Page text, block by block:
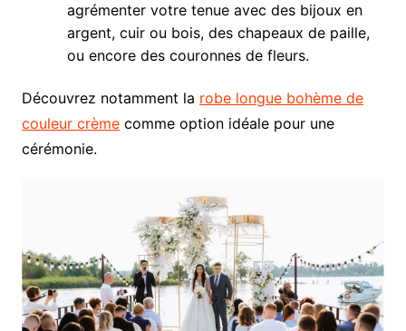
agrémenter votre tenue avec des bijoux en
argent, cuir ou bois, des chapeaux de paille,
ou encore des couronnes de fleurs.
Découvrez notamment la robe longue bohème de
couleur crèmecomme option idéale pour une
cérémonie.